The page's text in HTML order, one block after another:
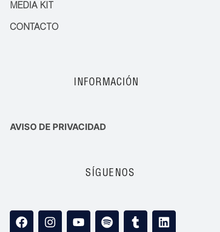
MEDIA KIT
CONTACTO
INFORMACIÓN
AVISO DE PRIVACIDAD
SÍGUENOS